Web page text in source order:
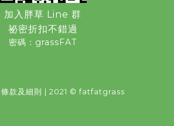
加入胖草 Line 群
祕密折扣不錯過
密碼：grassFAT
條款及細則 | 2021 © fatfatgrass